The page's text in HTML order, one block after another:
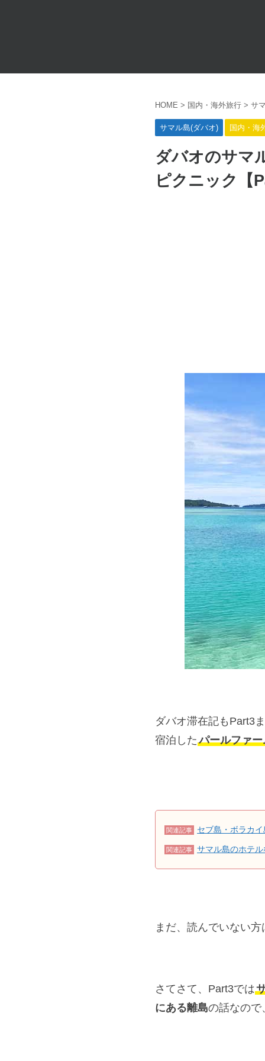
HOME > 国内・海外旅行 > サ
サマル島(ダバオ) 国内・海
ダバオのサマ
ピクニック【
ダバオ滞在記もPart3
宿泊した パールファ
関連記事 セブ島・ボラカ
関連記事 サマル島のホテ
まだ、読んでいない
さてさて、Part3では
にある離島の話なので